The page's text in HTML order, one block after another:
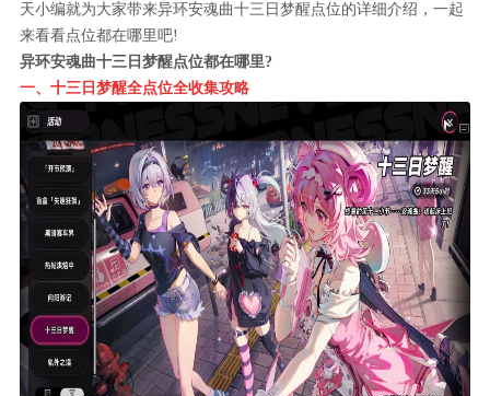
天小编就为大家带来异环安魂曲十三日梦醒点位的详细介绍，一起
来看看点位都在哪里吧!
异环安魂曲十三日梦醒点位都在哪里?
一、十三日梦醒全点位全收集攻略